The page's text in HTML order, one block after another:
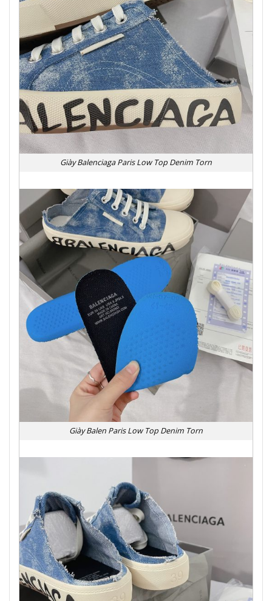
Giày Balenciaga Paris Low Top Denim Torn
Giày Balen Paris Low Top Denim Torn